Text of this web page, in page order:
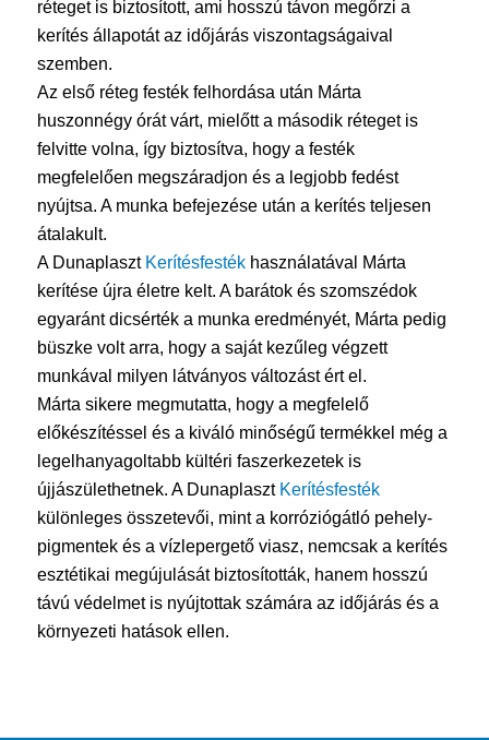
réteget is biztosított, ami hosszú távon megőrzi a
kerítés állapotát az időjárás viszontagságaival
szemben.
Az első réteg festék felhordása után Márta
huszonnégy órát várt, mielőtt a második réteget is
felvitte volna, így biztosítva, hogy a festék
megfelelően megszáradjon és a legjobb fedést
nyújtsa. A munka befejezése után a kerítés teljesen
átalakult.
A Dunaplaszt Kerítésfestékhasználatával Márta
kerítése újra életre kelt. A barátok és szomszédok
egyaránt dicsérték a munka eredményét, Márta pedig
büszke volt arra, hogy a saját kezűleg végzett
munkával milyen látványos változást ért el.
Márta sikere megmutatta, hogy a megfelelő
előkészítéssel és a kiváló minőségű termékkel még a
legelhanyagoltabb kültéri faszerkezetek is
újjászülethetnek. A Dunaplaszt Kerítésfesték
különleges összetevői, mint a korróziógátló pehely-
pigmentek és a vízlepergető viasz, nemcsak a kerítés
esztétikai megújulását biztosították, hanem hosszú
távú védelmet is nyújtottak számára az időjárás és a
környezeti hatások ellen.